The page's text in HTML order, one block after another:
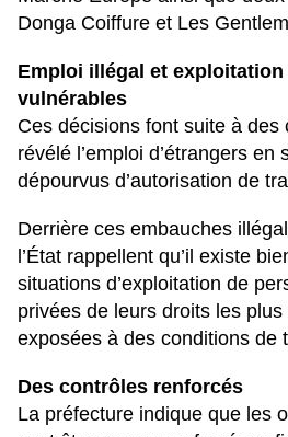
Donga Coiffure et Les
Emploi illégal et
vulnérables
Ces décisions font suite à des
révélé l’emploi d’étrangers en
dépourvus d’autorisation de
Derrière ces embauches
l’État rappellent qu’il existe
situations d’exploitation de
privées de leurs droits les
exposées à des conditions de
Des contrôles renforcés
La préfecture indique que les